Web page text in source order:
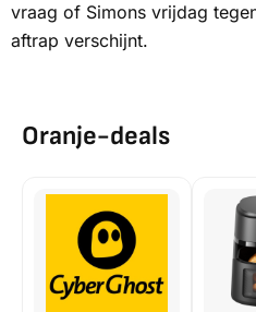
vraag of Simons vrijdag
aftrap verschijnt.
Oranje-deals